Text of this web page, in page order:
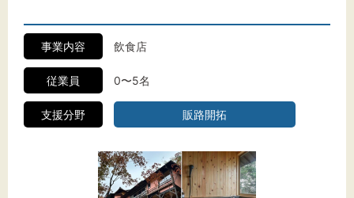
事業内容 飲食店
従業員 0〜5名
支援分野 販路開拓